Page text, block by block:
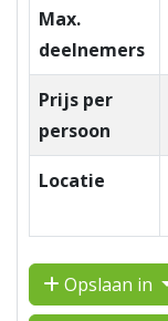
Max.
deelnemers
Prijs per
persoon
Locatie
Opslaan in